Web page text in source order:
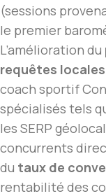
(sessions
le premier
L’amélioration du
requêtes locales
coach sportif
spécialisés tels
les SERP
concurrents
du taux de
rentabilité des